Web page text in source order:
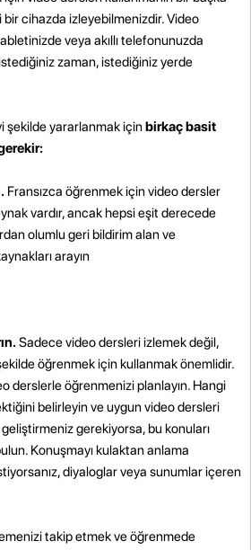
bir cihazda izleyebilmenizdir. Video
veya akıllı telefonunuzda
zaman, istediğiniz yerde
şekilde yararlanmak içinbirkaç basit
Fransızca öğrenmek için video dersler
vardır, ancak hepsi eşit derecede
olumlu geri bildirim alan ve
arayın
Sadece video dersleri izlemek değil,
öğrenmek için kullanmak önemlidir.
derslerle öğrenmenizi planlayın. Hangi
belirleyin ve uygun video dersleri
gerekiyorsa, bu konuları
Konuşmayı kulaktan anlama
diyaloglar veya sunumlar içeren
takip etmek ve öğrenmede